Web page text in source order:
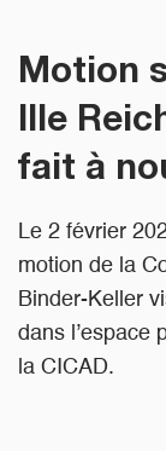
Motion
IIIe
fait à
Le 2 février
motion de la
Binder-Keller
dans l’espace
la CICAD.